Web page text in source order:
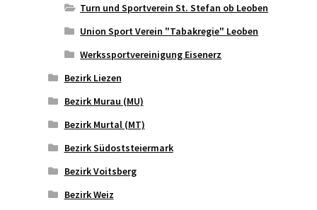
Turn und Sportverein St. Stefan ob Leoben
Union Sport Verein "Tabakregie" Leoben
Werkssportvereinigung Eisenerz
Bezirk Liezen
Bezirk Murau (MU)
Bezirk Murtal (MT)
Bezirk Südoststeiermark
Bezirk Voitsberg
Bezirk Weiz